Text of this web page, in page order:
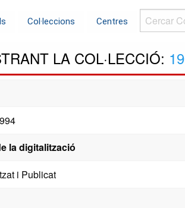
Col·leccions Centres
Cercar
LA COL·LECCIÓ:
la digitalització
i Publicat